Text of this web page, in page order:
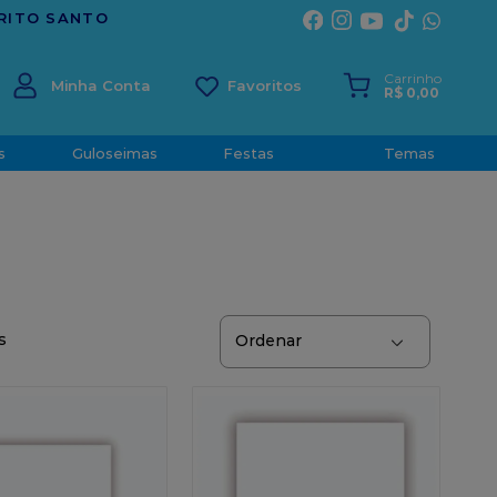
TRADIÇÃO E CONFIANÇA DESDE 2001
Minha Conta
Carrinho
R$ 0,00
Guloseimas Festas Temas